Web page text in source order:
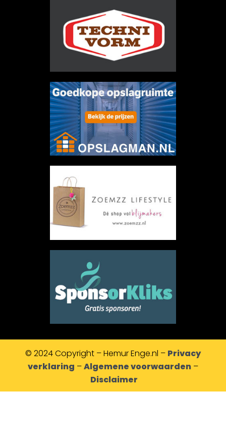
© 2024 Copyright – Hemur Enge.nl – Privacy
verklaring –Algemene voorwaarden –
Disclaimer